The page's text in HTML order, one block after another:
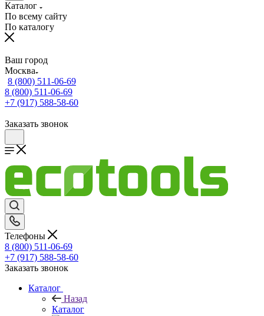
Каталог
По всему сайту
По каталогу
Ваш город
Москва
8 (800) 511-06-69
8 (800) 511-06-69
+7 (917) 588-58-60
Заказать звонок
Телефоны
8 (800) 511-06-69
+7 (917) 588-58-60
Заказать звонок
Каталог
Назад
Каталог